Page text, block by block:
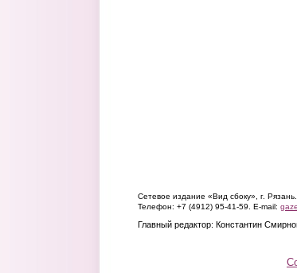
Сетевое издание «Вид сбоку», г.
Телефон: +7 (4912) 95-41-59. E-mail:
Главный редактор: Константин